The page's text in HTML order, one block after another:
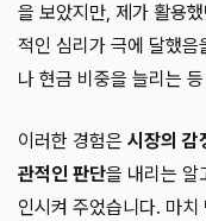
을 보았지만, 제가 활용
적인 심리가 극에 달했
나 현금 비중을 늘리는
이러한 경험은 시장의 감
관적인 판단을 내리는 알
인시켜 주었습니다. 마